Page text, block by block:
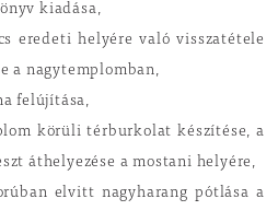
kiadása,
eredeti helyére való visszatétele
a nagytemplomban,
felújítása,
körüli térburkolat készítése, a
áthelyezése a mostani helyére,
elvitt nagyharang pótlása a